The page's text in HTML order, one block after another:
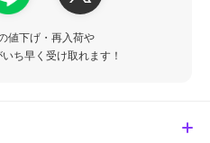
値下げ・再入荷や
ち早く受け取れます！